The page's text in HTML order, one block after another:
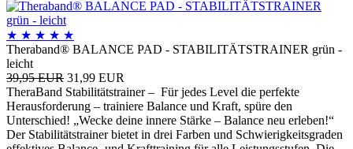
★ ★ ★ ★ ★
Theraband® BALANCE PAD - STABILITÄTSTRAINER grün -
leicht
39,95 EUR 31,99 EUR
TheraBand Stabilitätstrainer – Für jedes Level die perfekte
Herausforderung – trainiere Balance und Kraft, spüre den
Unterschied! „Wecke deine innere Stärke – Balance neu erleben!“
Der Stabilitätstrainer bietet in drei Farben und Schwierigkeitsgraden